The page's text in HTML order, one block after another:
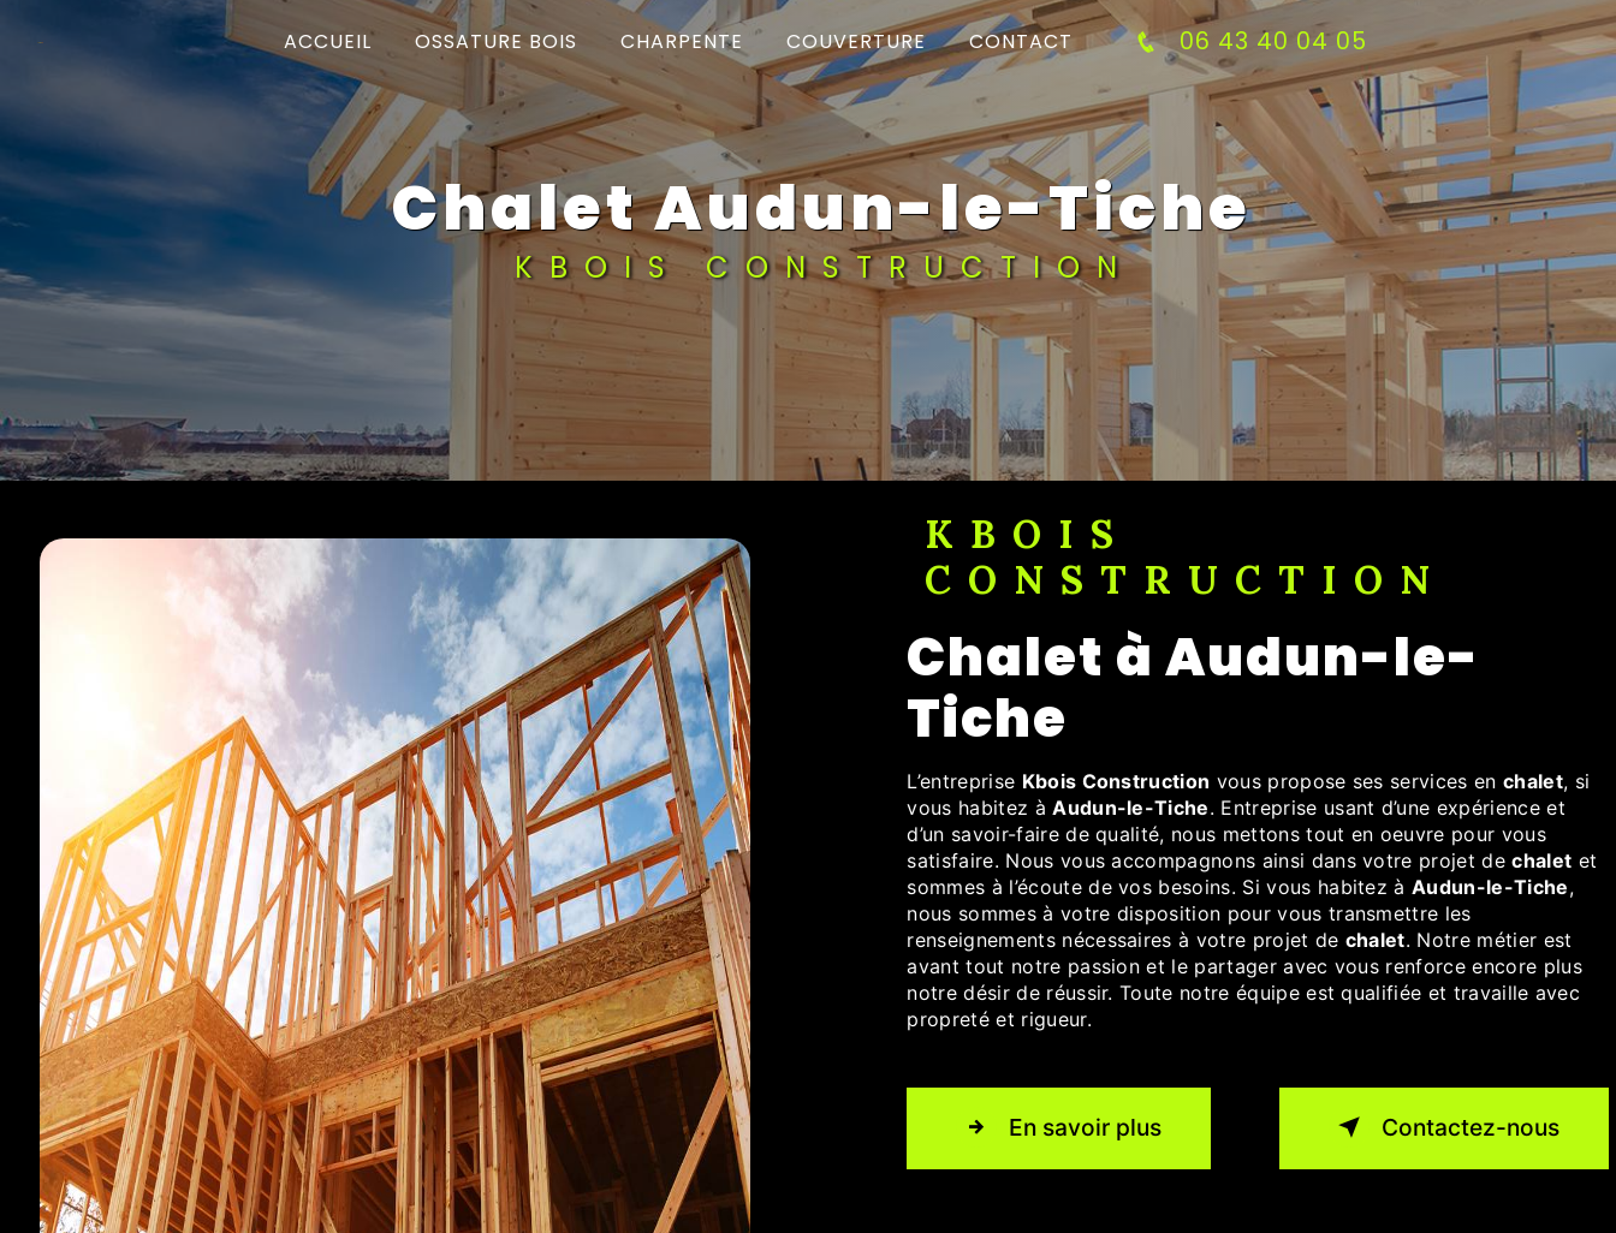
ACCUEIL OSSATURE BOIS CHARPENTE COUVERTURE CONTACT 06 43 40 04 05
chalet Audun-le-Tiche
KBOIS CONSTRUCTION
KBOIS
CONSTRUCTION
chalet à Audun-le-
Tiche
L’entreprise Kbois Construction vous propose ses services en chalet, si
vous habitez àAudun-le-Tiche. Entreprise usant d’une expérience et
d’un savoir-faire de qualité, nous mettons tout en oeuvre pour vous
satisfaire. Nous vous accompagnons ainsi dans votre projet dechalet et
sommes à l’écoute de vos besoins. Si vous habitez àAudun-le-Tiche,
nous sommes à votre disposition pour vous transmettre les
renseignements nécessaires à votre projet de chalet. Notre métier est
avant tout notre passion et le partager avec vous renforce encore plus
notre désir de réussir. Toute notre équipe est qualifiée et travaille avec
propreté et rigueur.
En savoir plus Contactez-nous
Panneau de gestion des cookies